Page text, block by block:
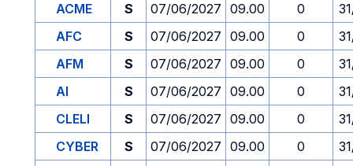
ACME
S 07/06/2027 09.00 0
AFC
S 07/06/2027 09.00 0
AFM
S 07/06/2027 09.00 0
AI
S 07/06/2027 09.00 0
CLELI
S 07/06/2027 09.00 0
CYBER
S 07/06/2027 09.00 0